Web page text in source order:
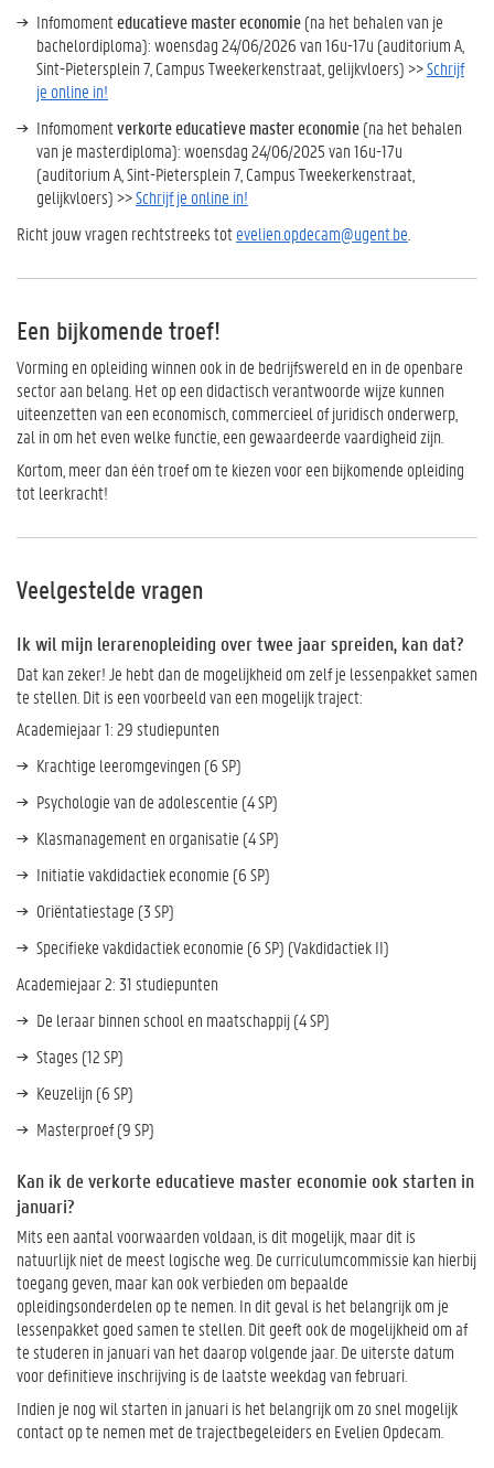
Infomomenteducatieve master economie(na het behalen van je
bachelordiploma): woensdag 24/06/2026 van 16u-17u (auditorium A,
Sint-Pietersplein 7, Campus Tweekerkenstraat, gelijkvloers) >>Schrijf
je online in!
Infomomentverkorte educatieve master economie(na het behalen
van je masterdiploma): woensdag 24/06/2025 van 16u-17u
(auditorium A, Sint-Pietersplein 7, Campus Tweekerkenstraat,
gelijkvloers) >>Schrijf je online in!
Richt jouw vragen rechtstreeks totevelien.opdecam@ugent.be
Een bijkomende troef!
Vorming en opleiding winnen ook in de bedrijfswereld en in de openbare
sector aan belang. Het op een didactisch verantwoorde wijze kunnen
uiteenzetten van een economisch, commercieel of juridisch onderwerp,
zal in om het even welke functie, een gewaardeerde vaardigheid zijn.
Kortom, meer dan één troef om te kiezen voor een bijkomende opleiding
tot leerkracht!
Veelgestelde vragen
Ik wil mijn lerarenopleiding over twee jaar spreiden, kan dat?
Dat kan zeker! Je hebt dan de mogelijkheid om zelf je lessenpakket samen
te stellen. Dit is een voorbeeld van een mogelijk traject:
Academiejaar 1: 29 studiepunten
Krachtige leeromgevingen (6 SP)
Psychologie van de adolescentie (4 SP)
Klasmanagement en organisatie (4 SP)
Initiatie vakdidactiek economie (6 SP)
Oriëntatiestage (3 SP)
Specifieke vakdidactiek economie (6 SP) (Vakdidactiek II)
Academiejaar 2: 31 studiepunten
De leraar binnen school en maatschappij (4 SP)
Stages (12 SP)
Keuzelijn (6 SP)
Masterproef (9 SP)
Kan ik de verkorte educatieve master economie ook starten in
januari?
Mits een aantal voorwaarden voldaan, is dit mogelijk, maar dit is
natuurlijk niet de meest logische weg. De curriculumcommissie kan hierbij
toegang geven, maar kan ook verbieden om bepaalde
opleidingsonderdelen op te nemen. In dit geval is het belangrijk om je
lessenpakket goed samen te stellen. Dit geeft ook de mogelijkheid om af
te studeren in januari van het daarop volgende jaar. De uiterste datum
voor definitieve inschrijving is de laatste weekdag van februari.
Indien je nog wil starten in januari is het belangrijk om zo snel mogelijk
contact op te nemen met de trajectbegeleiders en Evelien Opdecam.